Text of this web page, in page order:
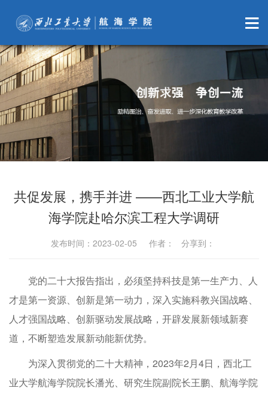
共促发展，携手并进 ——西北工业大学航
海学院赴哈尔滨工程大学调研
发布时间：2023-02-05 作者： 分享到：
党的二十大报告指出，必须坚持科技是第一生产力、人
才是第一资源、创新是第一动力，深入实施科教兴国战略、
人才强国战略、创新驱动发展战略，开辟发展新领域新赛
道，不断塑造发展新动能新优势。
为深入贯彻党的二十大精神，2023年2月4日，西北工
业大学航海学院院长潘光、研究生院副院长王鹏、航海学院